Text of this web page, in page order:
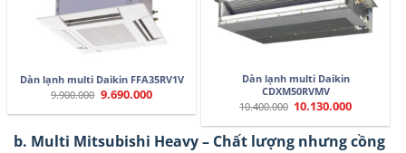
Dàn lạnh multi Daikin FFA35RV1V
9.900.000 Giá
gốc
là:
9.690.000Giá
tại
9.690.000.
Dàn lạnh multi Daikin
CDXM50RVMV
10.400.000 Giá
gốc
là:
10.400.000.
10.130.000
tại
là:
10.130.000.
b. Multi Mitsubishi Heavy – Chất lượng nhưng cồng